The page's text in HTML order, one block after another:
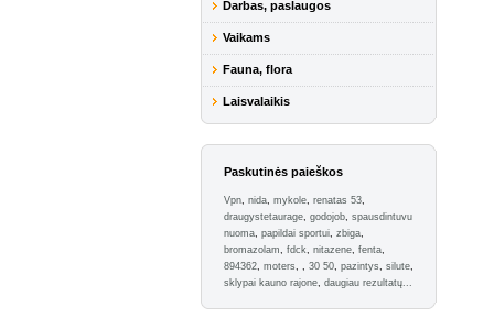
Darbas, paslaugos
Vaikams
Fauna, flora
Laisvalaikis
Paskutinės paieškos
Vpn, nida, mykole, renatas 53,
draugystetaurage, godojob, spausdintuvu
nuoma, papildai sportui, zbiga,
bromazolam, fdck, nitazene, fenta,
894362, moters, , 30 50, pazintys, silute,
sklypai kauno rajone, daugiau rezultatų...